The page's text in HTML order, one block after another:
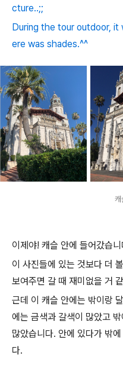
cture..;;
During the tour outdoor,
ere was shades.^^
이제야! 캐슬 안에 들어갔습니
이 사진들에 있는 것보다 더
보여주면 갈 때 재미없을 거
근데 이 캐슬 안에는 밖이랑
에는 금색과 갈색이 많았고
많았습니다. 안에 있다가 밖
다.